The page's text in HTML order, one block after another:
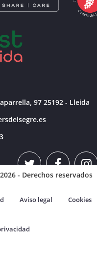
97 25192 - Lleida
- Derechos reservados
Aviso legal Cookies